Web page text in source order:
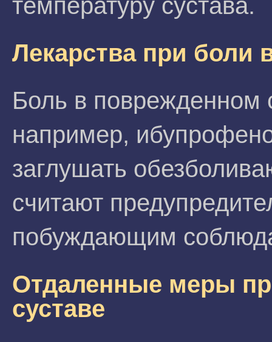
температуру сустава.
Лекарства при боли
Боль в поврежденном
например,
заглушать
считают
побуждающим
Отдаленные меры
суставе